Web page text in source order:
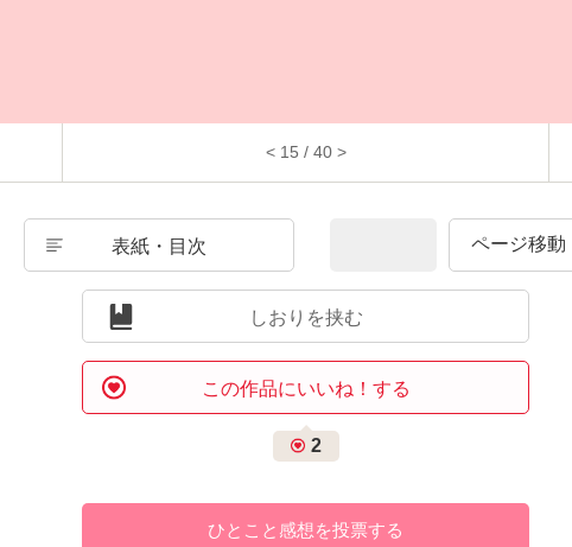
< 15 / 40 >
表紙・目次
しおりを挟む
この作品にいいね！する
2
ひとこと感想を投票する